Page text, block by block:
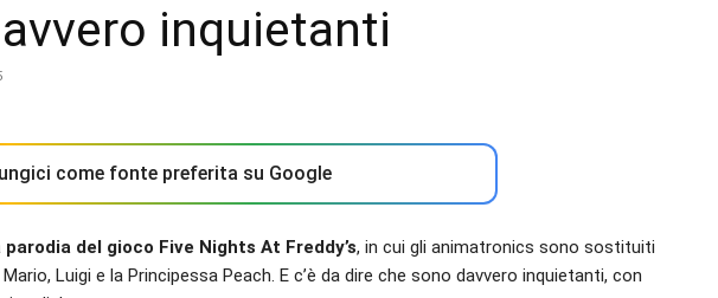
inquietanti
come fonte preferita su Google
parodia del gioco Five Nights At Freddy’s, in cui gli animatronics sono sostituiti
Luigi e la Principessa Peach. E c’è da dire che sono davvero inquietanti, con